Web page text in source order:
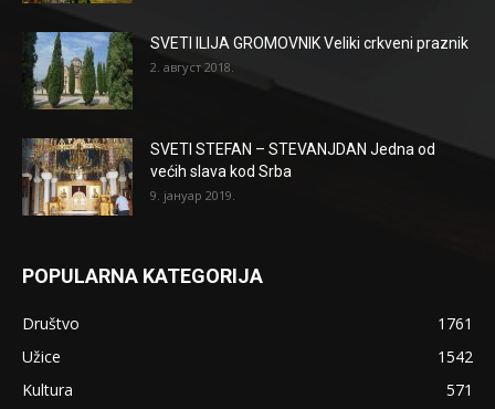
SVETI ILIJA GROMOVNIK Veliki crkveni praznik
2. август 2018.
SVETI STEFAN – STEVANJDAN Jedna od
većih slava kod Srba
9. јануар 2019.
POPULARNA KATEGORIJA
Društvo
1761
Užice
1542
Kultura
571